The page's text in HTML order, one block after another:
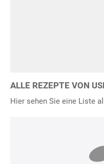
ALLE REZEPTE VON
Hier sehen Sie eine Liste